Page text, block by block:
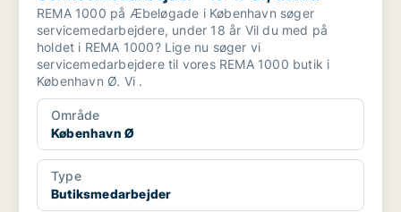
REMA 1000 på Æbeløgade i København søger
servicemedarbejdere, under 18 år Vil du med på
holdet i REMA 1000? Lige nu søger vi
servicemedarbejdere til vores REMA 1000 butik i
København Ø. Vi .
Område
København Ø
Type
Butiksmedarbejder